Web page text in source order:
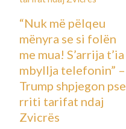
“Nuk më pëlqeu
mënyra se si folën
me mua! S’arrija t’ia
mbyllja telefonin” –
Trump shpjegon pse
rriti tarifat ndaj
Zvicrës